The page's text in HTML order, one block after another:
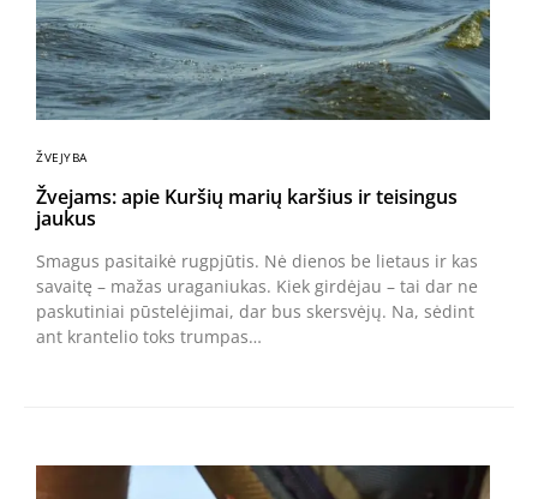
ŽVEJYBA
Žvejams: apie Kuršių marių karšius ir teisingus
jaukus
Smagus pasitaikė rugpjūtis. Nė dienos be lietaus ir kas
savaitę – mažas uraganiukas. Kiek girdėjau – tai dar ne
paskutiniai pūstelėjimai, dar bus skersvėjų. Na, sėdint
ant krantelio toks trumpas…